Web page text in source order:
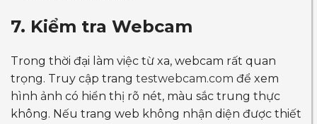
7. Kiểm tra Webcam
Trong thời đại làm việc từ xa, webcam rất quan
trọng. Truy cập trang testwebcam.com để xem
hình ảnh có hiển thị rõ nét, màu sắc trung thực
không. Nếu trang web không nhận diện được thiết